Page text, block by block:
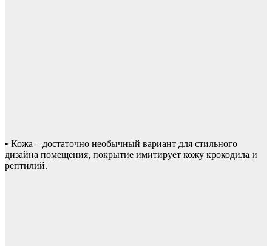
• Кожа – достаточно необычный вариант для стильного
дизайна помещения, покрытие имитирует кожу крокодила и
рептилий.